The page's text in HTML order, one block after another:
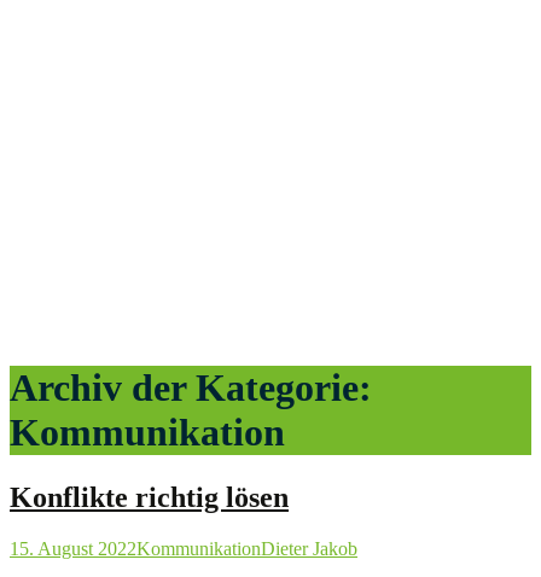
Archiv der Kategorie:
Kommunikation
Konflikte richtig lösen
15. August 2022KommunikationDieter Jakob